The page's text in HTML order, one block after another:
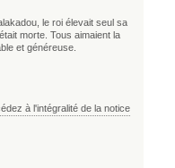
le roi élevait seul sa
morte. Tous aimaient la
et généreuse.
à l'intégralité de la notice